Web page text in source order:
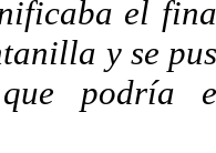
el
y se
podría